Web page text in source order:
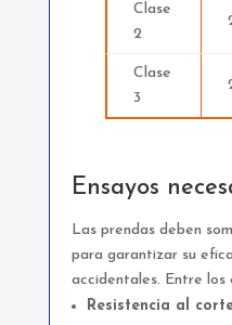
Clase
2
Clase
3
Ensayos
Las prendas deben
para garantizar su
accidentales. Entre los
Resistencia al